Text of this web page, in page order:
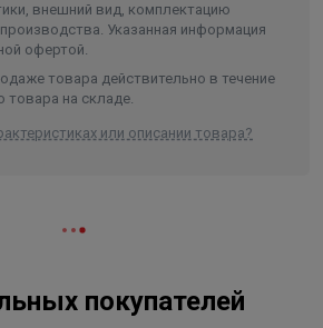
внешний вид, комплектацию
Указанная информация
офертой.
товара действительно в течение
товара на складе.
или описании товара?
покупателей